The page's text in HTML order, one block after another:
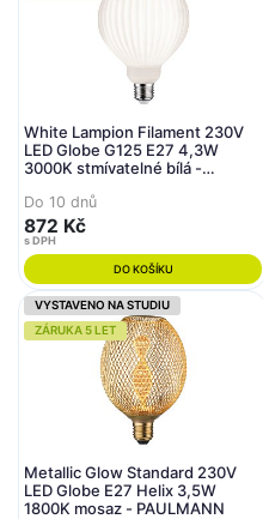
White Lampion Filament 230V
LED Globe G125 E27 4,3W
3000K stmívatelné bílá -
Do 10 dnů
872 Kč
s DPH
DO KOŠÍKU
VYSTAVENO NA STUDIU
ZÁRUKA 5 LET
Metallic Glow Standard 230V
LED Globe E27 Helix 3,5W
1800K mosaz - PAULMANN